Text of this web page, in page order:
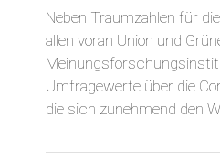
Neben Traumzahlen für
allen voran Union und
Umfragewerte über die
die sich zunehmend den